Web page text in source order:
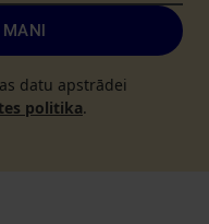
MANI
datu apstrādei
politika.